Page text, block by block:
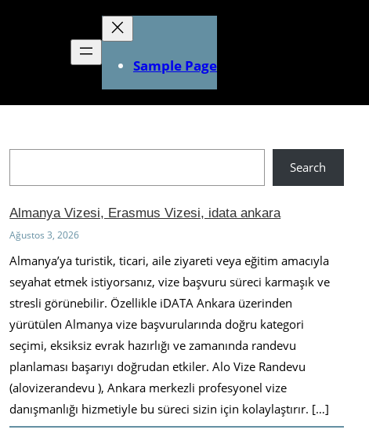
Sample Page
Search
Almanya Vizesi, Erasmus Vizesi, idata ankara
Ağustos 3, 2026
Almanya’ya turistik, ticari, aile ziyareti veya eğitim amacıyla
seyahat etmek istiyorsanız, vize başvuru süreci karmaşık ve
stresli görünebilir. Özellikle iDATA Ankara üzerinden
yürütülen Almanya vize başvurularında doğru kategori
seçimi, eksiksiz evrak hazırlığı ve zamanında randevu
planlaması başarıyı doğrudan etkiler. Alo Vize Randevu
(alovizerandevu ), Ankara merkezli profesyonel vize
danışmanlığı hizmetiyle bu süreci sizin için kolaylaştırır. […]